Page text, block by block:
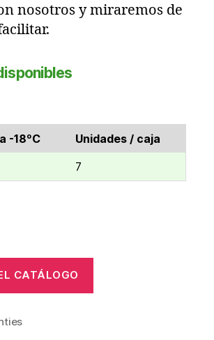
nosotros y miraremos de
-18ºC
Unidades / caja
7
CATÁLOGO